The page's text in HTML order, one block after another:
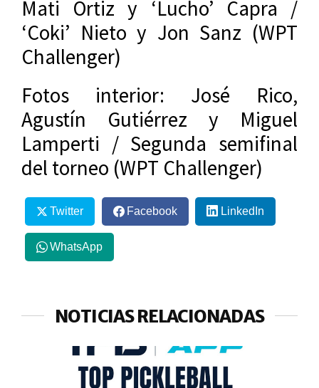
Mati Ortiz y ‘Lucho’ Capra /
‘Coki’ Nieto y Jon Sanz (WPT
Challenger)
Fotos interior: José Rico,
Agustín Gutiérrez y Miguel
Lamperti / Segunda semifinal
del torneo (WPT Challenger)
Twitter Facebook LinkedIn
WhatsApp
NOTICIAS RELACIONADAS